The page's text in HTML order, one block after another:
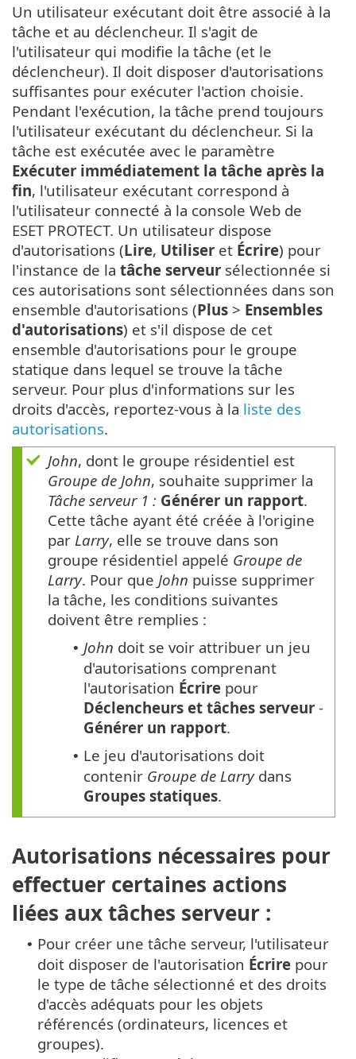
Un utilisateur exécutant doit être associé à la
tâche et au déclencheur. Il s'agit de
l'utilisateur qui modifie la tâche (et le
déclencheur). Il doit disposer d'autorisations
suffisantes pour exécuter l'action choisie.
Pendant l'exécution, la tâche prend toujours
l'utilisateur exécutant du déclencheur. Si la
tâche est exécutée avec le paramètre
Exécuter immédiatement la tâche après la
fin, l'utilisateur exécutant correspond à
l'utilisateur connecté à la console Web de
ESET PROTECT. Un utilisateur dispose
d'autorisations (Lire, Utiliser et Écrire) pour
l'instance de la tâche serveur sélectionnée si
ces autorisations sont sélectionnées dans son
ensemble d'autorisations (Plus > Ensembles
d'autorisations) et s'il dispose de cet
ensemble d'autorisations pour le groupe
statique dans lequel se trouve la tâche
serveur. Pour plus d'informations sur les
droits d'accès, reportez-vous à la liste des
autorisations.
John, dont le groupe résidentiel est
Groupe de John, souhaite supprimer la
Tâche serveur 1 : Générer un rapport.
Cette tâche ayant été créée à l'origine
par Larry, elle se trouve dans son
groupe résidentiel appelé Groupe de
Larry. Pour que John puisse supprimer
la tâche, les conditions suivantes
doivent être remplies :
• John doit se voir attribuer un jeu
d'autorisations comprenant
l'autorisation Écrire pour
Déclencheurs et tâches serveur -
Générer un rapport.
• Le jeu d'autorisations doit
contenir Groupe de Larrydans
Groupes statiques.
Autorisations nécessaires pour
effectuer certaines actions
liées aux tâches serveur :
• Pour créer une tâche serveur, l'utilisateur
doit disposer de l'autorisation Écrire pour
le type de tâche sélectionné et des droits
d'accès adéquats pour les objets
référencés (ordinateurs, licences et
groupes).